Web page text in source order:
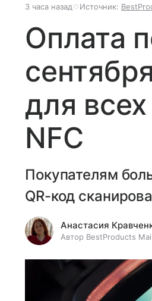
3 часа назад Источник:
Оплата
для
NFC
Покупателям
QR-код
Анастасия
Автор BestProducts Mail